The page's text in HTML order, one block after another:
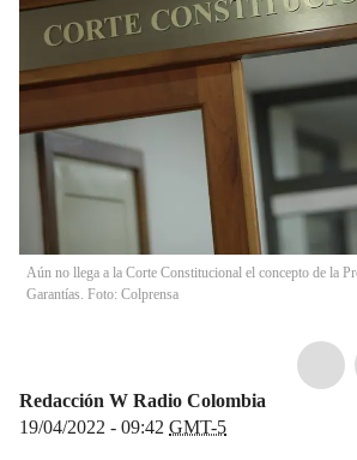
Aún no llega a la Corte Constitucional el concepto de la
Garantías. Foto: Colprensa
Redacción W Radio Colombia
19/04/2022 - 09:42 GMT-5